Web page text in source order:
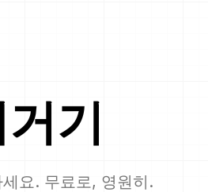
기
요. 무료로, 영원히.